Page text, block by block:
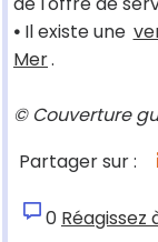
• Il existe une
Mer.
© Couverture
Partager sur :
0